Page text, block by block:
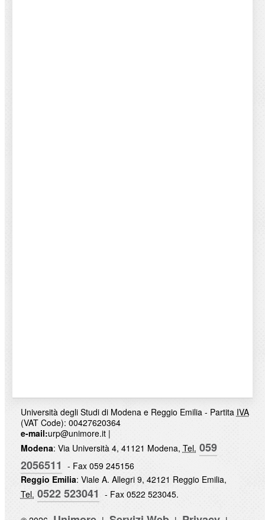
Università degli Studi di Modena e Reggio Emilia - Partita IVA
(VAT Code): 00427620364
e-mail:urp@unimore.it|
Modena: Via Università 4, 41121 Modena, Tel. 059
2056511 - Fax 059 245156
Reggio Emilia: Viale A. Allegri 9, 42121 Reggio Emilia,
Tel. 0522 523041 - Fax 0522 523045.